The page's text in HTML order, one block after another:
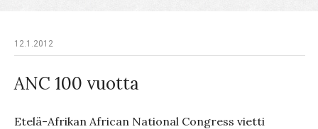
12.1.2012
ANC 100 vuotta
Etelä-Afrikan African National Congress vietti